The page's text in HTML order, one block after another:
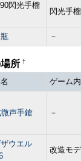
閃光手榴
閃光手
－
所 †
ゲーム
声手鎗 －
ウエル
改造モ